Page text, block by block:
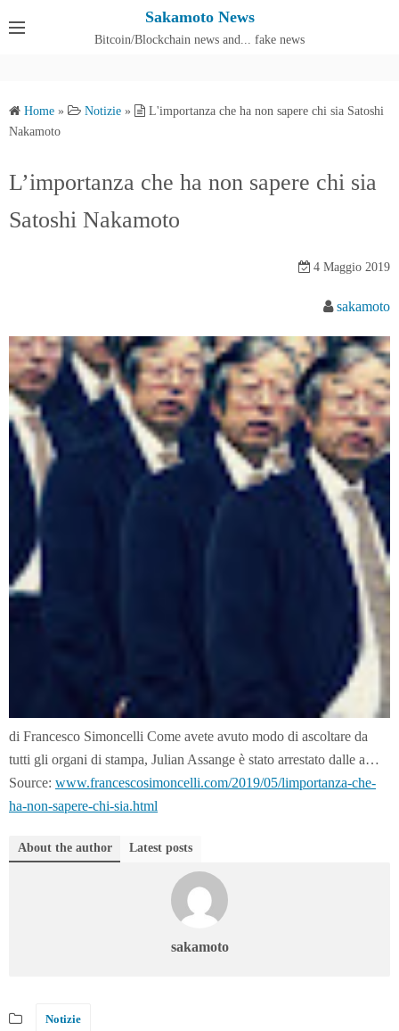
Sakamoto News
Bitcoin/Blockchain news and... fake news
Home » Notizie »
L'importanza che ha non sapere chi sia Satoshi
Nakamoto
L’importanza che ha non sapere chi sia
Satoshi Nakamoto
4 Maggio 2019
sakamoto
di Francesco Simoncelli Come avete avuto modo di ascoltare da
tutti gli organi di stampa, Julian Assange è stato arrestato dalle a…
Source: www.francescosimoncelli.com/2019/05/limportanza-che-
ha-non-sapere-chi-sia.html
About the author Latest posts
sakamoto
Notizie